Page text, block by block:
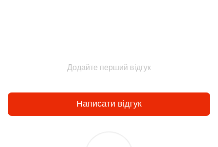
Додайте перший відгук
Написати відгук